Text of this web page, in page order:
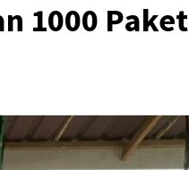
1000 Paket